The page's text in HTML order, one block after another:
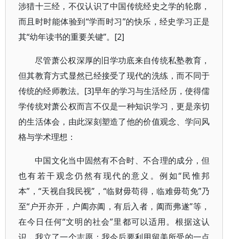
涉猎十三经，不仅认识了中国传统经史之学的轮廓，
而且时时能体验到“学而时习”的快乐，经史学习正是
其“幼年读书的重要关键”。[2]
尽管萧公权深厚的旧学功底来自传统私塾教育，
但其教育方式显然已经接受了现代的洗练，而不同于
传统的经师教法。[3]早年的学习与生活经历，使得儒
学传统对萧公权而言不仅是一种知识学习，更是亲切
的生活体会，由此深刻塑造了他的价值观念、学问风
格与学术理想：
中国文化当中固然有不合时、不合理的成分，但
也有若干观念仍然有现代的意义。例如“民惟邦
本”，“天视自我民视”，“临财毋苟得，临难毋苟免”乃
至“户开亦开，户阖亦阖，有后入者，阖而弗遂”等，
在今日任何“文明的社会”里都可以适用。根据这认